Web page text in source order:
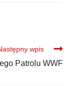
wpis
Patrolu WWF